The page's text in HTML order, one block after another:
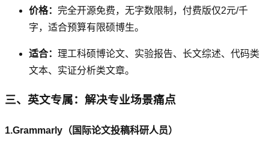
价格： 完全开源免费，无字数限制，付费版仅2元/千
字，适合预算有限硕博生。
适合： 理工科硕博论文、实验报告、长文综述、代码类
文本、实证分析类文章。
三、英文专属：解决专业场景痛点
1.Grammarly（国际论文投稿科研人员）